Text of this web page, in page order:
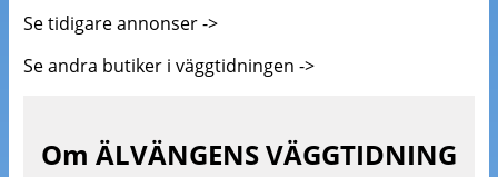
Se tidigare annonser ->
Se andra butiker i väggtidningen ->
Om ÄLVÄNGENS VÄGGTIDNING